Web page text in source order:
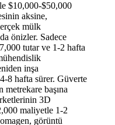
$10,000-$50,000
aksine,
mülk
önizler. Sadece
tutar ve 1-2 hafta
inşa
8 hafta sürer. Güverte
başına
3D
maliyetle 1-2
görüntü